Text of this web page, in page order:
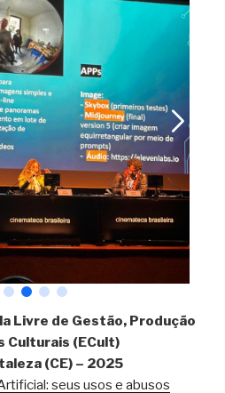
Livre de Gestão, Produção
Culturais (ECult)
(CE) – 2025
seus usos e abusos